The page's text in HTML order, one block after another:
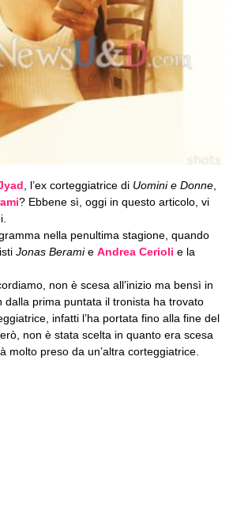
, l’ex corteggiatrice di Uomini e Donne
? Ebbene sì, oggi in questo articolo, vi
nella penultima stagione, quando
Jonas Beramie Andrea Cerioli e la
non è scesa all’inizio ma bensì in
dalla prima puntata il tronista ha trovato
infatti l’ha portata fino alla fine del
non è stata scelta in quanto era scesa
molto preso da un’altra corteggiatrice.